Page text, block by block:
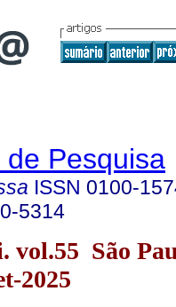
Pesquisa
ISSN 0100-
5314
vol.55 São
2025